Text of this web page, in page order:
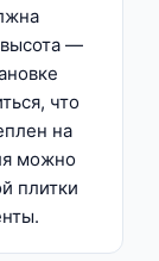
высота —
что
на
можно
плитки